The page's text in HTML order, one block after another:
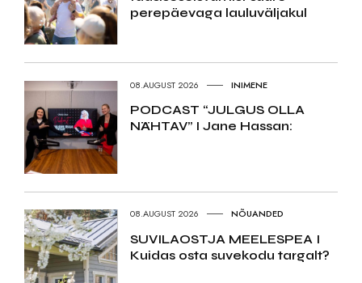
perepäevaga lauluväljakul
08.AUGUST 2026 INIMENE
PODCAST “JULGUS OLLA
NÄHTAV” I Jane Hassan:
08.AUGUST 2026 NÕUANDED
SUVILAOSTJA MEELESPEA I
Kuidas osta suvekodu targalt?